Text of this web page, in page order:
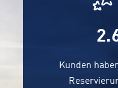
Kunden